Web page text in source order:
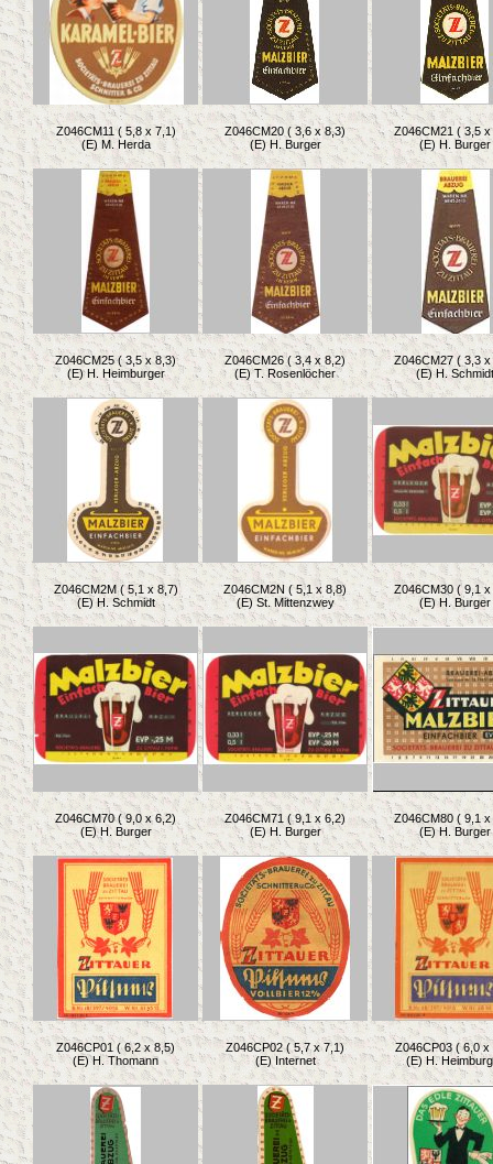
Z046CM11 ( 5,8 x 7,1)
(E) M. Herda
Z046CM20 ( 3,6 x 8,3)
(E) H. Burger
Z046CM21 ( 3,5 x
(E) H. Burger
Z046CM25 ( 3,5 x 8,3)
(E) H. Heimburger
Z046CM26 ( 3,4 x 8,2)
(E) T. Rosenlöcher
Z046CM27 ( 3,3 x
(E) H. Schmidt
Z046CM2M ( 5,1 x 8,7)
(E) H. Schmidt
Z046CM2N ( 5,1 x 8,8)
(E) St. Mittenzwey
Z046CM30 ( 9,1 x
(E) H. Burger
Z046CM70 ( 9,0 x 6,2)
(E) H. Burger
Z046CM71 ( 9,1 x 6,2)
(E) H. Burger
Z046CM80 ( 9,1 x
(E) H. Burger
Z046CP01 ( 6,2 x 8,5)
(E) H. Thomann
Z046CP02 ( 5,7 x 7,1)
(E) Internet
Z046CP03 ( 6,0 x
(E) H.